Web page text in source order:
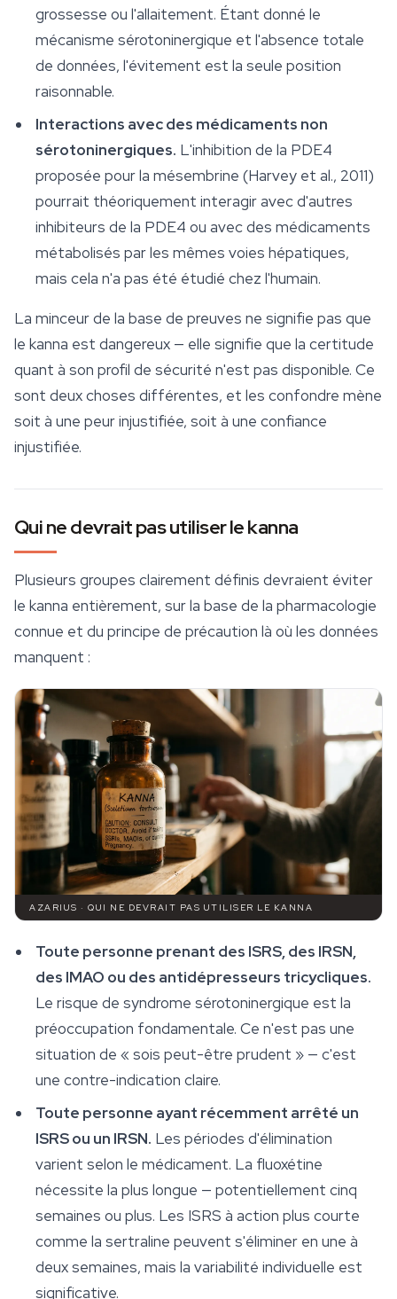
grossesse ou l'allaitement. Étant donné le
mécanisme sérotoninergique et l'absence totale
de données, l'évitement est la seule position
raisonnable.
Interactions avec des médicaments non
sérotoninergiques. L'inhibition de la PDE4
proposée pour la mésembrine (Harvey et al., 2011)
pourrait théoriquement interagir avec d'autres
inhibiteurs de la PDE4 ou avec des médicaments
métabolisés par les mêmes voies hépatiques,
mais cela n'a pas été étudié chez l'humain.
La minceur de la base de preuves ne signifie pas que
le kanna est dangereux — elle signifie que la certitude
quant à son profil de sécurité n'est pas disponible. Ce
sont deux choses différentes, et les confondre mène
soit à une peur injustifiée, soit à une confiance
injustifiée.
Qui ne devrait pas utiliser le kanna
Plusieurs groupes clairement définis devraient éviter
le kanna entièrement, sur la base de la pharmacologie
connue et du principe de précaution là où les données
manquent :
AZARIUS · QUI NE DEVRAIT PAS UTILISER LE KANNA
Toute personne prenant des ISRS, des IRSN,
des IMAO ou des antidépresseurs tricycliques.
Le risque de syndrome sérotoninergique est la
préoccupation fondamentale. Ce n'est pas une
situation de « sois peut-être prudent » — c'est
une contre-indication claire.
Toute personne ayant récemment arrêté un
ISRS ou un IRSN. Les périodes d'élimination
varient selon le médicament. La fluoxétine
nécessite la plus longue — potentiellement cinq
semaines ou plus. Les ISRS à action plus courte
comme la sertraline peuvent s'éliminer en une à
deux semaines, mais la variabilité individuelle est
significative.